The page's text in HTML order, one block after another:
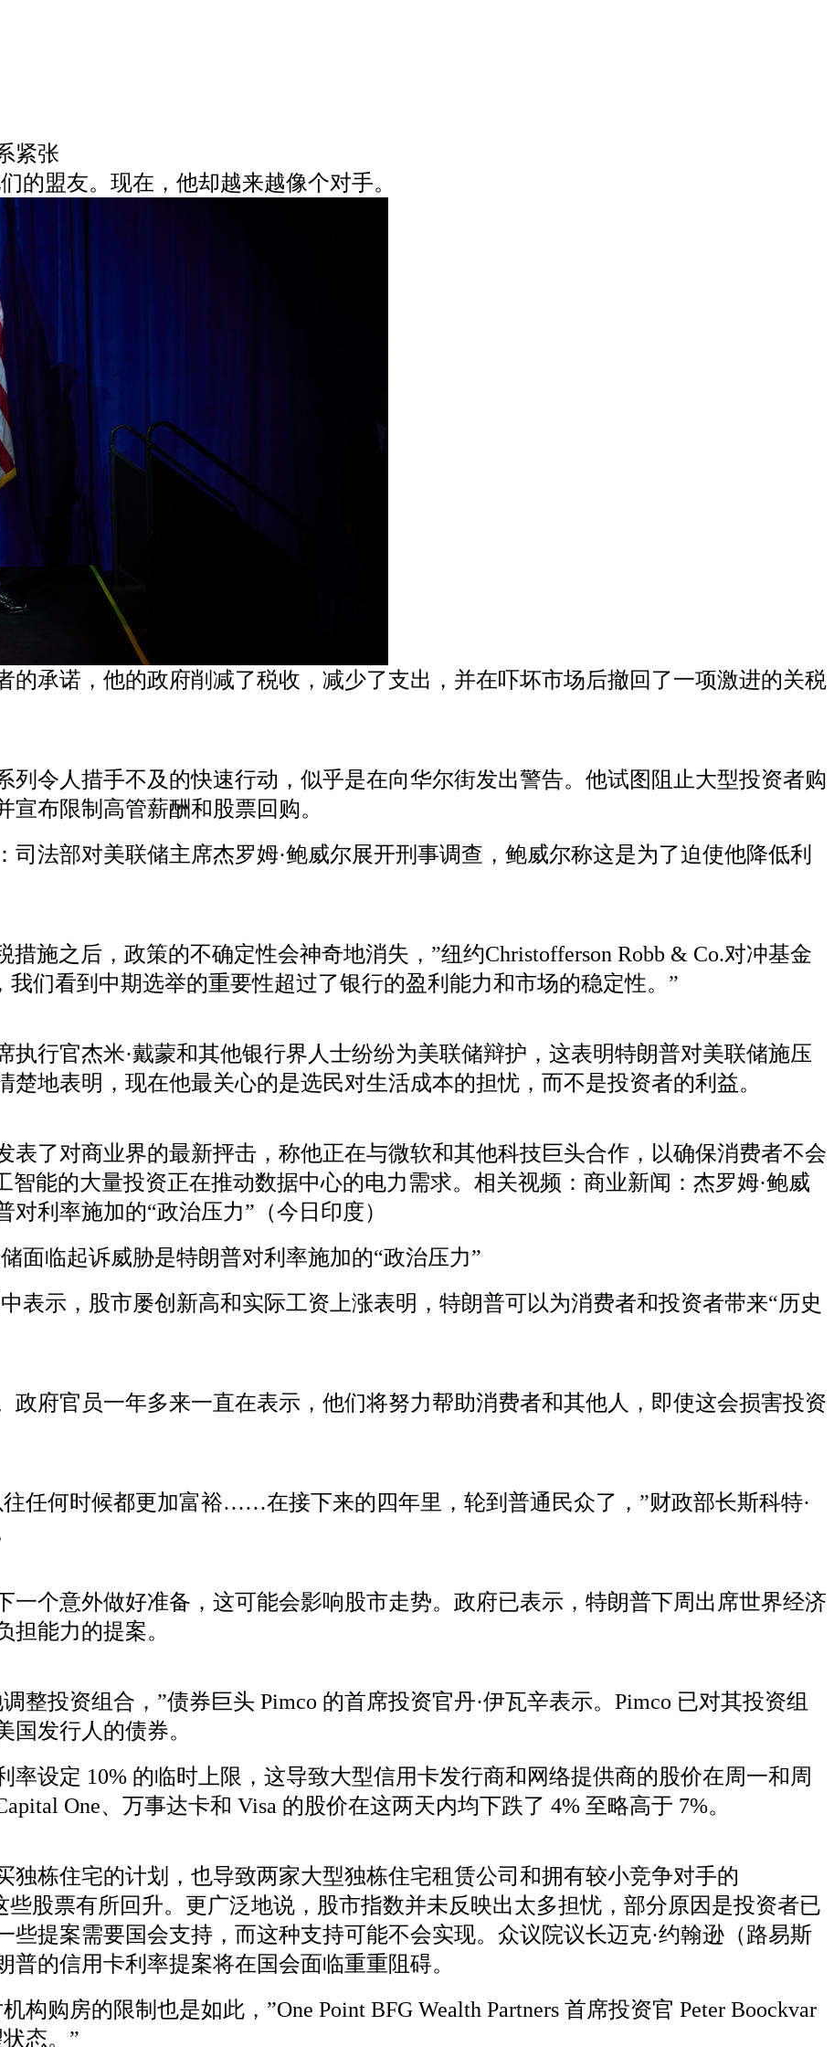
紧张
的盟友。现在，他却越来越像个对手。
的承诺，他的政府削减了税收，减少了支出，并在吓坏市场后撤回了一项激进的关税
列令人措手不及的快速行动，似乎是在向华尔街发出警告。他试图阻止大型投资者购
布限制高管薪酬和股票回购。
司法部对美联储主席杰罗姆·鲍威尔展开刑事调查，鲍威尔称这是为了迫使他降低利
措施之后，政策的不确定性会神奇地消失，”纽约Christofferson Robb & Co.对冲基金
我们看到中期选举的重要性超过了银行的盈利能力和市场的稳定性。”
执行官杰米·戴蒙和其他银行界人士纷纷为美联储辩护，这表明特朗普对美联储施压
地表明，现在他最关心的是选民对生活成本的担忧，而不是投资者的利益。
表了对商业界的最新抨击，称他正在与微软和其他科技巨头合作，以确保消费者不会
智能的大量投资正在推动数据中心的电力需求。相关视频：商业新闻：杰罗姆·鲍威
利率施加的“政治压力”（今日印度）
面临起诉威胁是特朗普对利率施加的“政治压力”
表示，股市屡创新高和实际工资上涨表明，特朗普可以为消费者和投资者带来“历史
政府官员一年多来一直在表示，他们将努力帮助消费者和其他人，即使这会损害投资
任何时候都更加富裕……在接下来的四年里，轮到普通民众了，”财政部长斯科特·
一个意外做好准备，这可能会影响股市走势。政府已表示，特朗普下周出席世界经济
能力的提案。
整投资组合，”债券巨头 Pimco 的首席投资官丹·伊瓦辛表示。Pimco 已对其投资组
发行人的债券。
率设定 10% 的临时上限，这导致大型信用卡发行商和网络提供商的股价在周一和周
One、万事达卡和 Visa 的股价在这两天内均下跌了 4% 至略高于 7%。
独栋住宅的计划，也导致两家大型独栋住宅租赁公司和拥有较小竞争对手的
些股票有所回升。更广泛地说，股市指数并未反映出太多担忧，部分原因是投资者已
些提案需要国会支持，而这种支持可能不会实现。众议院议长迈克·约翰逊（路易斯
的信用卡利率提案将在国会面临重重阻碍。
购房的限制也是如此，”One Point BFG Wealth Partners 首席投资官 Peter Boockvar
态。”